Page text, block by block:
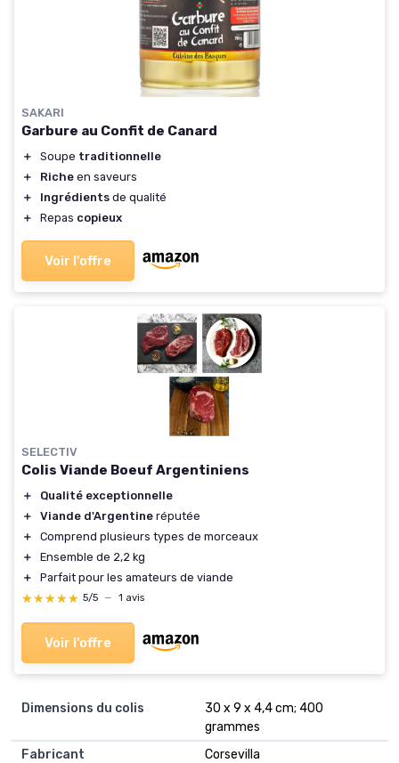
SAKARI
Garbure au Confit de Canard
＋ Soupe traditionnelle
＋
Riche en saveurs
＋
Ingrédients de qualité
＋
Repas copieux
Voir l'offre
SELECTIV
Colis Viande Boeuf Argentiniens
＋
Qualité exceptionnelle
＋
Viande d'Argentine réputée
＋
Comprend plusieurs types de morceaux
＋
Ensemble de 2,2 kg
＋
Parfait pour les amateurs de viande
★★★★★
★★★★★ 5/5 — 1 avis
Voir l'offre
Dimensions du colis
30 x 9 x 4,4 cm; 400
grammes
Fabricant
Corsevilla